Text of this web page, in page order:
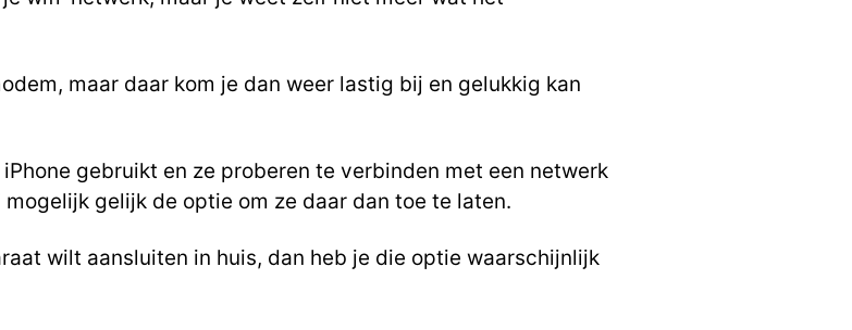
maar daar kom je dan weer lastig bij en gelukkig kan
gebruikt en ze proberen te verbinden met een netwerk
gelijk de optie om ze daar dan toe te laten.
wilt aansluiten in huis, dan heb je die optie waarschijnlijk